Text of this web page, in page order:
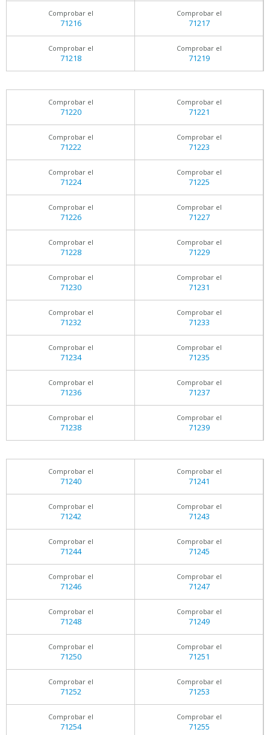
Comprobar el
71216
Comprobar el
71217
Comprobar el
71218
Comprobar el
71219
Comprobar el
71220
Comprobar el
71221
Comprobar el
71222
Comprobar el
71223
Comprobar el
71224
Comprobar el
71225
Comprobar el
71226
Comprobar el
71227
Comprobar el
71228
Comprobar el
71229
Comprobar el
71230
Comprobar el
71231
Comprobar el
71232
Comprobar el
71233
Comprobar el
71234
Comprobar el
71235
Comprobar el
71236
Comprobar el
71237
Comprobar el
71238
Comprobar el
71239
Comprobar el
71240
Comprobar el
71241
Comprobar el
71242
Comprobar el
71243
Comprobar el
71244
Comprobar el
71245
Comprobar el
71246
Comprobar el
71247
Comprobar el
71248
Comprobar el
71249
Comprobar el
71250
Comprobar el
71251
Comprobar el
71252
Comprobar el
71253
Comprobar el
71254
Comprobar el
71255